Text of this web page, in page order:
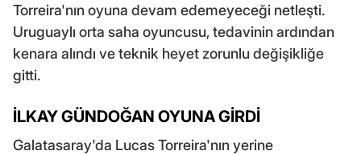
Torreira'nın oyuna devam edemeyeceği netleşti.
Uruguaylı orta saha oyuncusu, tedavinin ardından
kenara alındı ve teknik heyet zorunlu değişikliğe
gitti.
İLKAY GÜNDOĞAN OYUNA GİRDİ
Galatasaray'da Lucas Torreira'nın yerine